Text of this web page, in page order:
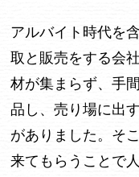
アルバイト時代を
取と販売をする会
材が集まらず、手
品し、売り場に出
がありました。そ
来てもらうことで